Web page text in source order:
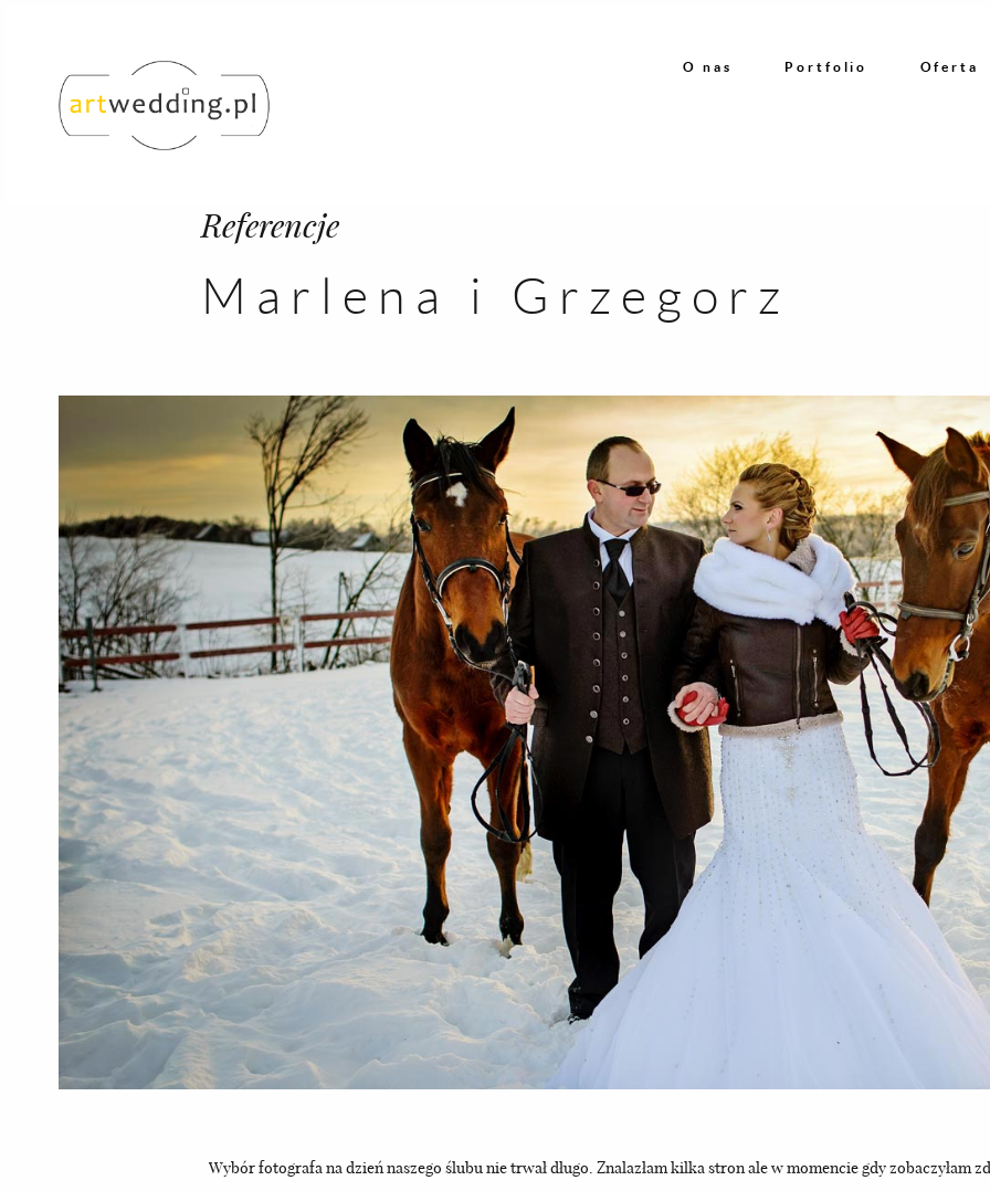
O nas
Referencje
Kontakt
Strefa Klienta
O nas Portfolio Oferta
Referencje
Marlena i Grzegorz
Wybór fotografa na dzień naszego ślubu nie trwał długo. Znalazłam kilka stron ale w momencie gdy zobaczyłam